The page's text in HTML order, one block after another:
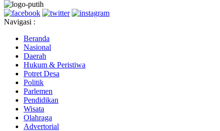
Navigasi :
Beranda
Nasional
Daerah
Hukum & Peristiwa
Potret Desa
Politik
Parlemen
Pendidikan
Wisata
Olahraga
Advertorial